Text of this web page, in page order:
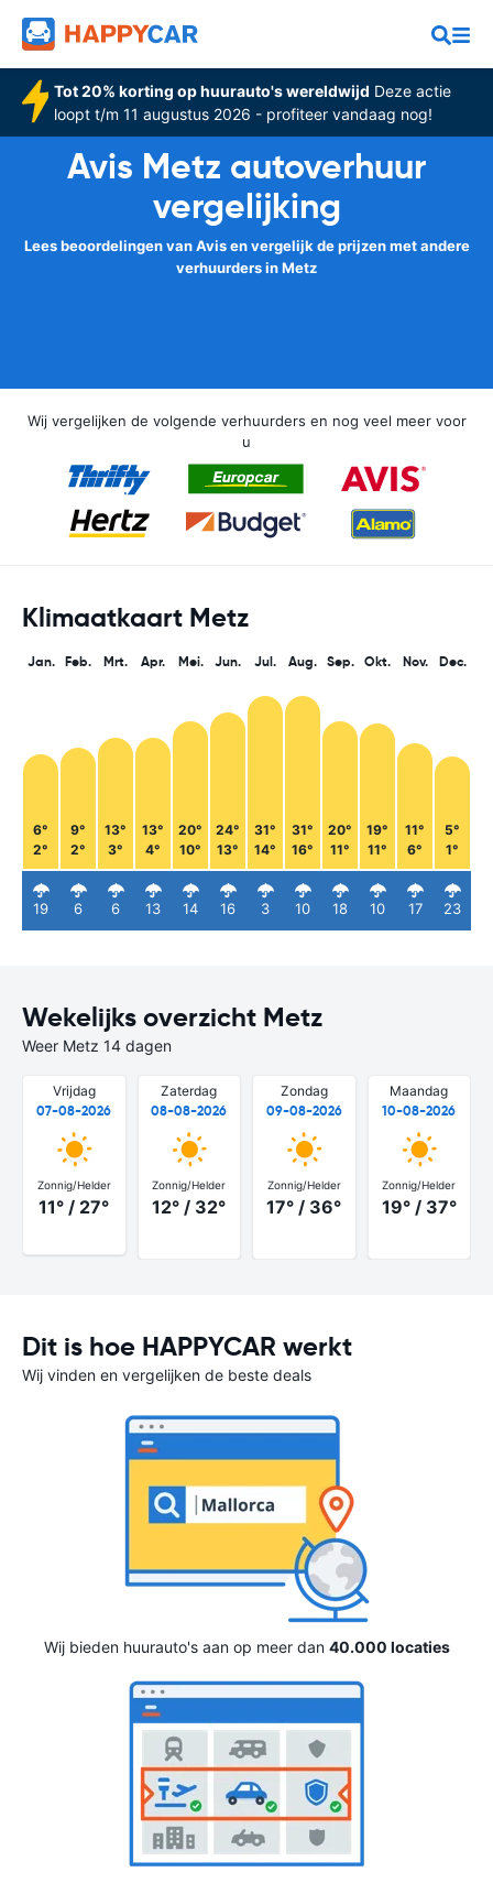
Tot 20% korting op huurauto's wereldwijd Deze actie
loopt t/m 11 augustus 2026 - profiteer vandaag nog!
Avis Metz autoverhuur
vergelijking
Lees beoordelingen van Avis en vergelijk de prijzen met andere
verhuurders in Metz
Wij vergelijken de volgende verhuurders en nog veel meer voor
u
Klimaatkaart Metz
Jan.
6°
2°
19
Feb.
9°
2°
6
Mrt.
13°
3°
6
Apr.
13°
4°
13
Mei.
20°
10°
14
Jun.
24°
13°
16
Jul.
31°
14°
3
Aug.
31°
16°
10
Sep.
20°
11°
18
Okt.
19°
11°
10
Nov.
11°
6°
17
Dec.
5°
1°
23
Wekelijks overzicht Metz
Weer Metz 14 dagen
Vrijdag
07-08-2026
Zonnig/Helder
11° / 27°
Zaterdag
08-08-2026
Zonnig/Helder
12° / 32°
Zondag
09-08-2026
Zonnig/Helder
17° / 36°
Maandag
10-08-2026
Zonnig/Helder
19° / 37°
Dit is hoe HAPPYCAR werkt
Wij vinden en vergelijken de beste deals
Wij bieden huurauto's aan op meer dan 40.000 locaties